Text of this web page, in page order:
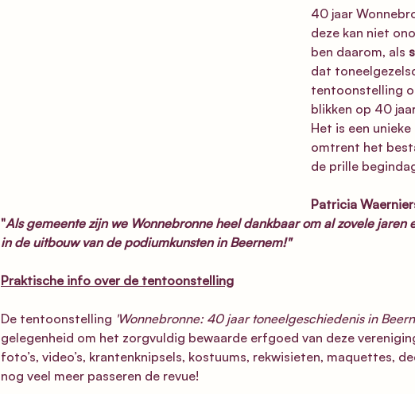
40 jaar
deze kan niet
ben daarom, als
dat
tentoonstelling
blikken op 40
Het is een
omtrent het
de prille
Patricia
"Als gemeente zijn we Wonnebronne heel dankbaar om al zovele
in de uitbouw van de podiumkunsten in Beernem!"
Praktische info over de tentoonstelling
De tentoonstelling 'Wonnebronne: 40 jaar toneelgeschiedenis in
gelegenheid om het zorgvuldig bewaarde erfgoed van deze
foto’s, video’s, krantenknipsels, kostuums, rekwisieten, maquettes,
nog veel meer passeren de revue!